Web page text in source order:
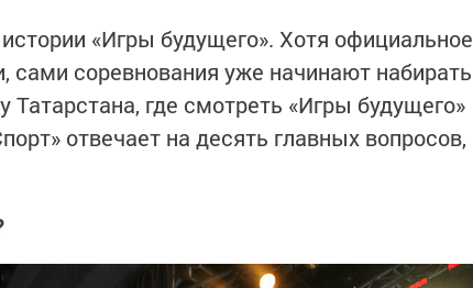
«Игры будущего». Хотя официальное
сами соревнования уже начинают набирать
Татарстана, где смотреть «Игры будущего»
отвечает на десять главных вопросов,